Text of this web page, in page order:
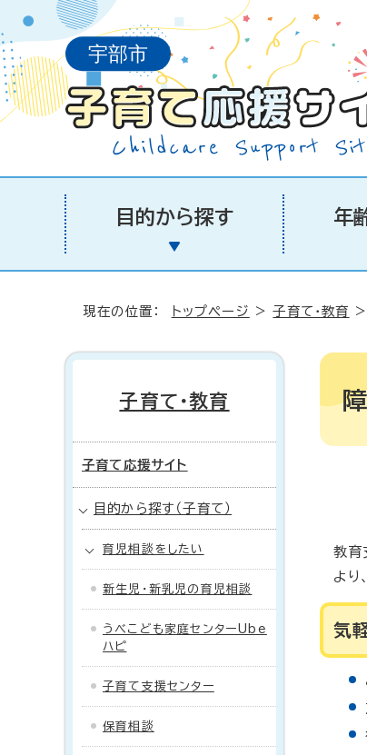
目的から探す 年
現在の位置： トップページ >子育て・教育
教育
より
気
子育て・教育
子育て応援サイト
目的から探す（子育て）
育児相談をしたい
新生児・新乳児の育児相談
うべこども家庭センターUbe
ハピ
子育て支援センター
保育相談